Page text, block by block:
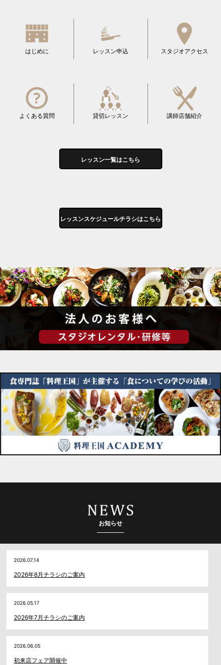
はじめに レッスン申込 スタジオアクセス
よくある質問 貸切レッスン 講師店舗紹介
レッスン一覧はこちら
レッスンスケジュールチラシはこちら
お知らせ
2026.07.14
2026年8月チラシのご案内
2026.05.17
2026年7月チラシのご案内
2026.06.05
初来店フェア開催中